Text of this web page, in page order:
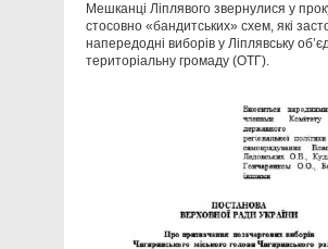
Мешканці Ліплявого звернулися у
стосовно «бандитських» схем, які
напередодні виборів у Ліплявську
територіальну громаду (ОТГ).